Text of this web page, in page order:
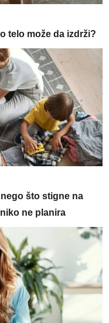
telo može da izdrži?
što stigne na
ne planira